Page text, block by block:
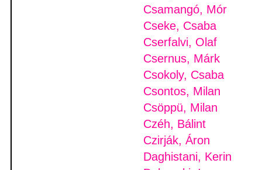
Csamangó, Mór
Cseke, Csaba
Cserfalvi, Olaf
Csernus, Márk
Csokoly, Csaba
Csontos, Milan
Csöppü, Milan
Czéh, Bálint
Czirják, Áron
Daghistani, Kerin